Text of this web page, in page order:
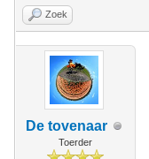
Zoek
De tovenaar
Toerder